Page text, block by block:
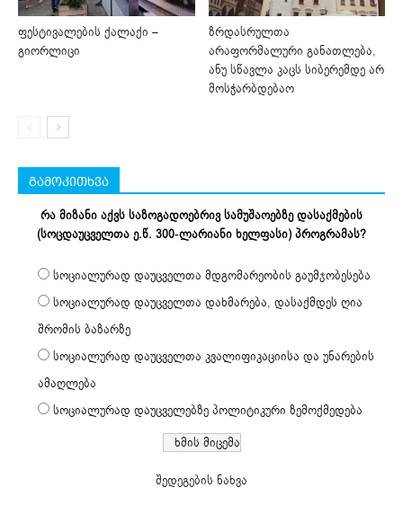
ფესტივალების ქალაქი –
გიორლიცი
ზრდასრულთა
არაფორმალური განათლება,
ანუ სწავლა კაცს სიბერემდე არ
მოსჭარბდებაო
გამოკითხვა
რა მიზანი აქვს საზოგადოებრივ სამუშაოებზე დასაქმების
(სოცდაუცველთა ე.წ. 300-ლარიანი ხელფასი) პროგრამას?
სოციალურად დაუცველთა მდგომარეობის გაუმჯობესება
სოციალურად დაუცველთა დახმარება, დასაქმდეს ღია
შრომის ბაზარზე
სოციალურად დაუცველთა კვალიფიკაციისა და უნარების
ამაღლება
სოციალურად დაუცველებზე პოლიტიკური ზემოქმედება
შედეგების ნახვა